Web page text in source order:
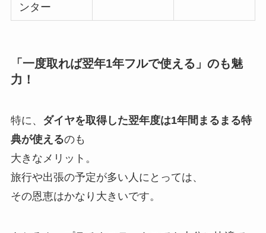
ンター
「一度取れば翌年1年フルで使える」のも魅
力！
特に、 ダイヤを取得した翌年度は1年間まるまる特
典が使えるのも
大きなメリット。
旅行や出張の予定が多い人にとっては、
その恩恵はかなり大きいです。